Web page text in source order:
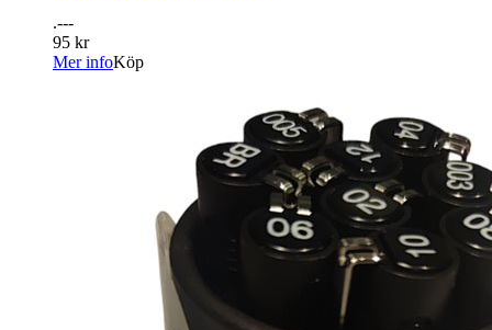
.---
95 kr
Mer infoKöp